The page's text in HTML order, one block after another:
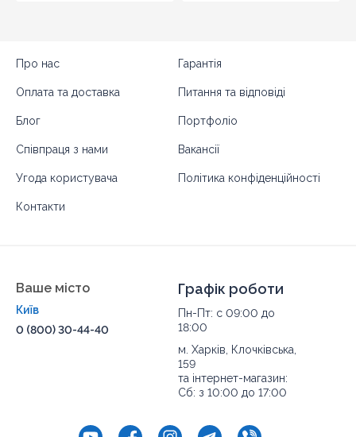
Про нас Гарантія
Оплата та доставка Питання та відповіді
Блог Портфоліо
Співпраця з нами Вакансії
Угода користувача Політика конфіденційності
Контакти
Ваше місто
Київ
0 (800) 30-44-40
Графік роботи
Пн-Пт: с 09:00 до
18:00
м. Харків, Клочківська,
159
та інтернет-магазин:
Сб: з 10:00 до 17:00